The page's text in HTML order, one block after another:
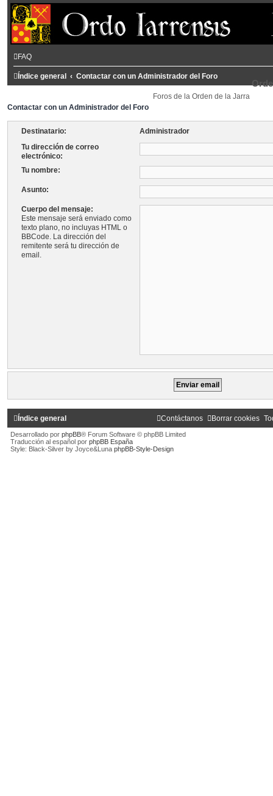
FAQ
Índice general Contactar con un Administrador del Foro
Foros de la Orden de la Jarra
Contactar con un Administrador del Foro
Destinatario:
Administrador
Tu dirección de correo
electrónico:
Tu nombre:
Asunto:
Cuerpo del mensaje:
Este mensaje será enviado como
texto plano, no incluyas HTML o
BBCode. La dirección del
remitente será tu dirección de
email.
Índice general Borrar cookies
Contáctanos
Desarrollado por phpBB® Forum Software © phpBB Limited
Traducción al español por phpBB España
Style: Black-Silver by Joyce&Luna phpBB-Style-Design